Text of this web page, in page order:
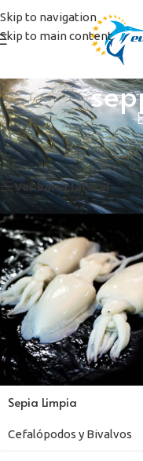
Skip to navigation
Skip to main content
Inicio/Productos
Mostrando el único
Ver barra lateral
Sepia Limpia
Cefalópodos y Bivalvos